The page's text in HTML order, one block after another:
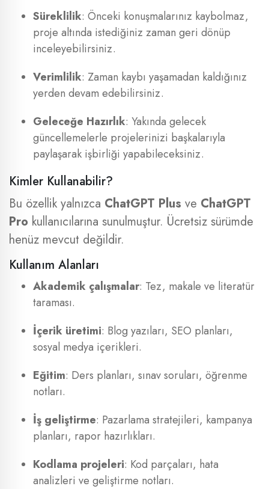
Süreklilik: Önceki konuşmalarınız kaybolmaz,
proje altında istediğiniz zaman geri dönüp
inceleyebilirsiniz.
Verimlilik: Zaman kaybı yaşamadan kaldığınız
yerden devam edebilirsiniz.
Geleceğe Hazırlık: Yakında gelecek
güncellemelerle projelerinizi başkalarıyla
paylaşarak işbirliği yapabileceksiniz.
Kimler Kullanabilir?
Bu özellik yalnızca ChatGPT Plus ve ChatGPT
Pro kullanıcılarına sunulmuştur. Ücretsiz sürümde
henüz mevcut değildir.
Kullanım Alanları
Akademik çalışmalar: Tez, makale ve literatür
taraması.
İçerik üretimi: Blog yazıları, SEO planları,
sosyal medya içerikleri.
Eğitim: Ders planları, sınav soruları, öğrenme
notları.
İş geliştirme: Pazarlama stratejileri, kampanya
planları, rapor hazırlıkları.
Kodlama projeleri: Kod parçaları, hata
analizleri ve geliştirme notları.